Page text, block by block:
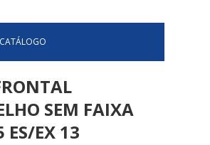
SEM FAIXA
ES/EX 13